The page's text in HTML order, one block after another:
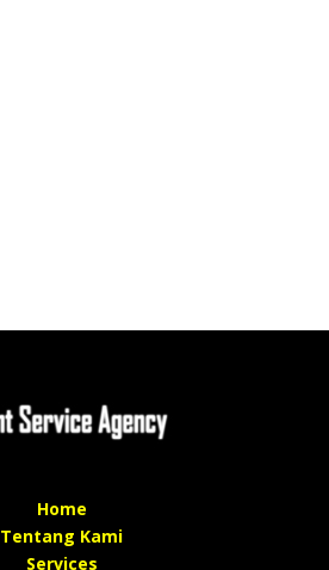
Home
Tentang Kami
Services